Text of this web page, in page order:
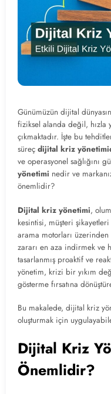
Günümüzün dijital
fiziksel alanda değil, hızla
çıkmaktadır. İşte bu
süreç dijital kriz
ve operasyonel sağlığını
yönetimi nedir ve
önemlidir?
Dijital kriz yönetimi,
kesintisi, müşteri
arama motorları üzerinden
zararı en aza indirmek ve
tasarlanmış proaktif ve
yönetim, krizi bir yıkım
gösterme fırsatına
Bu makalede, dijital kriz
oluşturmak için
Dijital Kriz
Önemlidir?